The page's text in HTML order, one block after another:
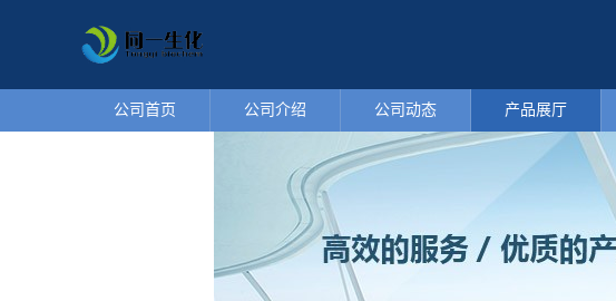
公司首页 公司介绍 公司动态 产品展厅